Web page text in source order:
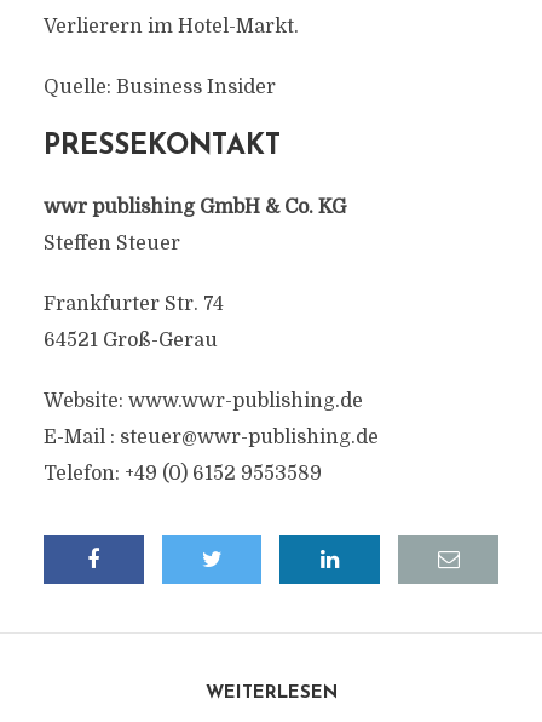
Verlierern im Hotel-Markt.
Quelle: Business Insider
PRESSEKONTAKT
wwr publishing GmbH & Co. KG
Steffen Steuer
Frankfurter Str. 74
64521 Groß-Gerau
Website: www.wwr-publishing.de
E-Mail : steuer@wwr-publishing.de
Telefon: +49 (0) 6152 9553589
WEITERLESEN